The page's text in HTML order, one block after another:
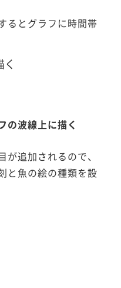
るとグラフに時間帯
の波線上に描く
が追加されるので、
と魚の絵の種類を設